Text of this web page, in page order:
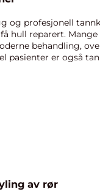
og profesjonell
hull reparert.
behandling,
pasienter er også
av rør